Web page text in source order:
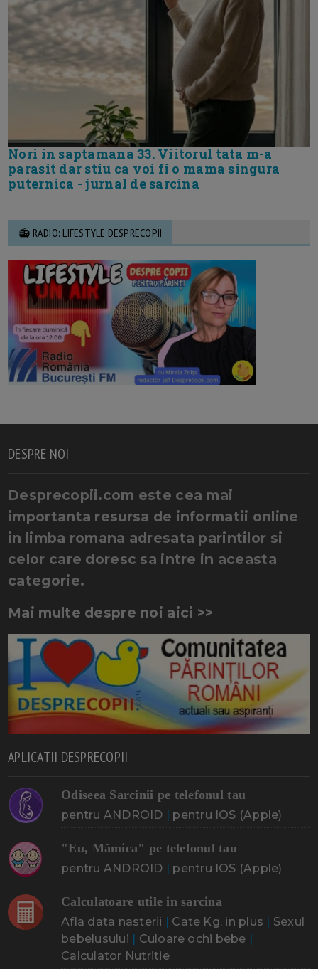
Nori in saptamana 33. Viitorul tata m-a
parasit dar stiu ca voi fi o mama singura
puternica - jurnal de sarcina
📻 RADIO: LIFESTYLE DESPRECOPII
DESPRE NOI
Desprecopii.com este cea mai
importanta resursa de informatii online
in limba romana adresata parintilor si
celor care doresc sa intre in aceasta
categorie.
Mai multe despre noi aici >>
APLICATII DESPRECOPII
Odiseea Sarcinii pe telefonul tau
pentru ANDROID pentru IOS (Apple)
"Eu, Mămica" pe telefonul tau
pentru ANDROID pentru IOS (Apple)
Calculatoare utile in sarcina
Afla data nasterii Cate Kg. in plus
Sexul
bebelusului
Culoare ochi bebe
Calculator Nutritie